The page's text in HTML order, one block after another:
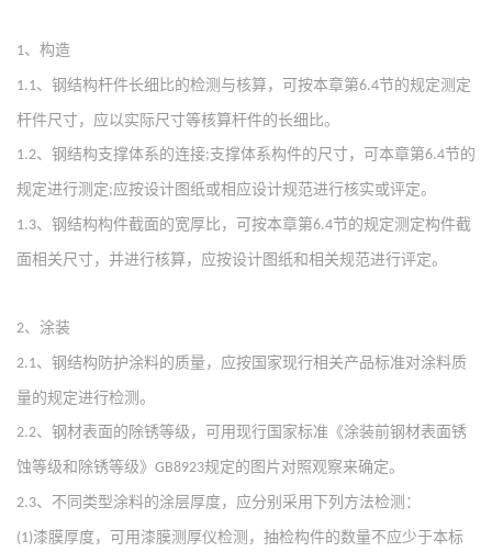
1、构造
1.1、钢结构杆件长细比的检测与核算，可按本章第6.4节的规定测定
杆件尺寸，应以实际尺寸等核算杆件的长细比。
1.2、钢结构支撑体系的连接;支撑体系构件的尺寸，可本章第6.4节的
规定进行测定;应按设计图纸或相应设计规范进行核实或评定。
1.3、钢结构构件截面的宽厚比，可按本章第6.4节的规定测定构件截
面相关尺寸，并进行核算，应按设计图纸和相关规范进行评定。
2、涂装
2.1、钢结构防护涂料的质量，应按国家现行相关产品标准对涂料质
量的规定进行检测。
2.2、钢材表面的除锈等级，可用现行国家标准《涂装前钢材表面锈
蚀等级和除锈等级》 GB8923规定的图片对照观察来确定。
2.3、不同类型涂料的涂层厚度，应分别采用下列方法检测：
(1)漆膜厚度，可用漆膜测厚仪检测，抽检构件的数量不应少于本标